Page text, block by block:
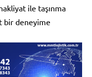
ile taşınma
bir deneyime